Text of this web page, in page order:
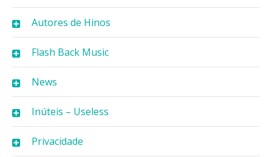
Autores de Hinos
Flash Back Music
News
Inúteis – Useless
Privacidade